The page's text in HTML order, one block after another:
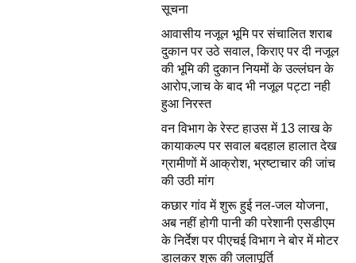
सूचना
आवासीय नजूल भूमि पर संचालित शराब
दुकान पर उठे सवाल, किराए पर दी नजूल
की भूमि की दुकान नियमों के उल्लंघन के
आरोप,जाच के बाद भी नजूल पट्टा नही
हुआ निरस्त
वन विभाग के रेस्ट हाउस में 13 लाख के
कायाकल्प पर सवाल बदहाल हालात देख
ग्रामीणों में आक्रोश, भ्रष्टाचार की जांच
की उठी मांग
कछार गांव में शुरू हुई नल-जल योजना,
अब नहीं होगी पानी की परेशानी एसडीएम
के निर्देश पर पीएचई विभाग ने बोर में मोटर
डालकर शुरू की जलापूर्ति